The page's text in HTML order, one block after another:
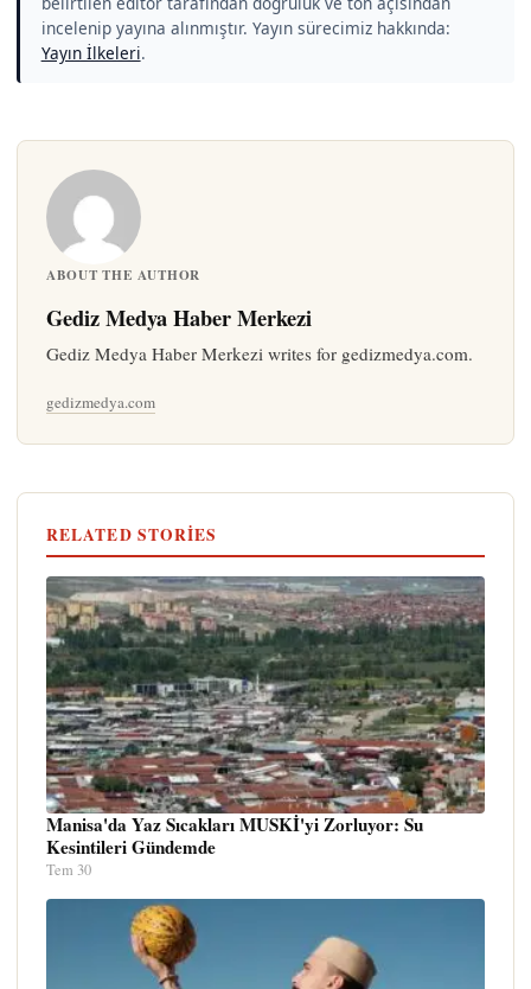
incelenip yayına alınmıştır. Yayın sürecimiz hakkında:
Yayın İlkeleri.
ABOUT THE AUTHOR
Gediz Medya Haber Merkezi
Gediz Medya Haber Merkezi writes for gedizmedya.com.
gedizmedya.com
RELATED STORIES
Manisa'da Yaz Sıcakları MUSKİ'yi Zorluyor: Su
Kesintileri Gündemde
Tem 30